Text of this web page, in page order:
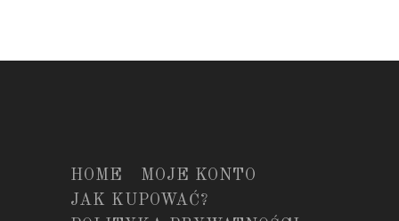
HOME
MOJE KONTO
JAK KUPOWAĆ?